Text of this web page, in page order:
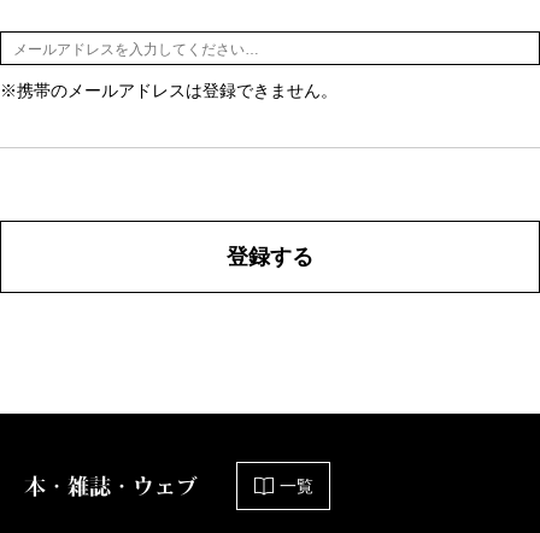
※携帯のメールアドレスは登録できません。
登録する
本・雑誌・ウェブ 一覧